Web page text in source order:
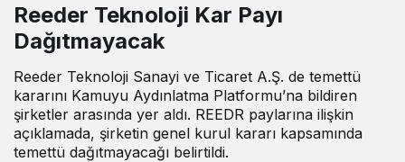
Reeder Teknoloji Kar Payı
Dağıtmayacak
Reeder Teknoloji Sanayi ve Ticaret A.Ş. de temettü
kararını Kamuyu Aydınlatma Platformu’na bildiren
şirketler arasında yer aldı. REEDR paylarına ilişkin
açıklamada, şirketin genel kurul kararı kapsamında
temettü dağıtmayacağı belirtildi.